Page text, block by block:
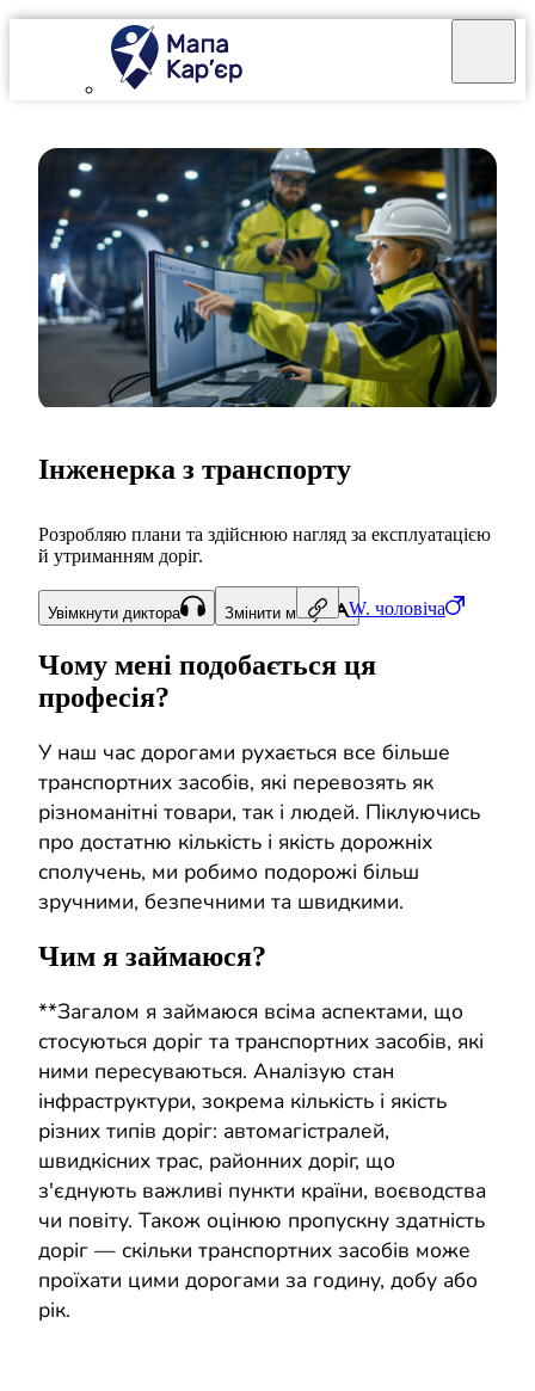
W. чоловіча
Інженерка з транспорту
Розробляю плани та здійснюю нагляд за експлуатацією
й утриманням доріг.
Увімкнути диктора Змінити мову
Чому мені подобається ця
професія?
У наш час дорогами рухається все більше
транспортних засобів, які перевозять як
різноманітні товари, так і людей. Піклуючись
про достатню кількість і якість дорожніх
сполучень, ми робимо подорожі більш
зручними, безпечними та швидкими.
Чим я займаюся?
**Загалом я займаюся всіма аспектами, що
стосуються доріг та транспортних засобів, які
ними пересуваються. Аналізую стан
інфраструктури, зокрема кількість і якість
різних типів доріг: автомагістралей,
швидкісних трас, районних доріг, що
з'єднують важливі пункти країни, воєводства
чи повіту. Також оцінюю пропускну здатність
доріг — скільки транспортних засобів може
проїхати цими дорогами за годину, добу або
рік.